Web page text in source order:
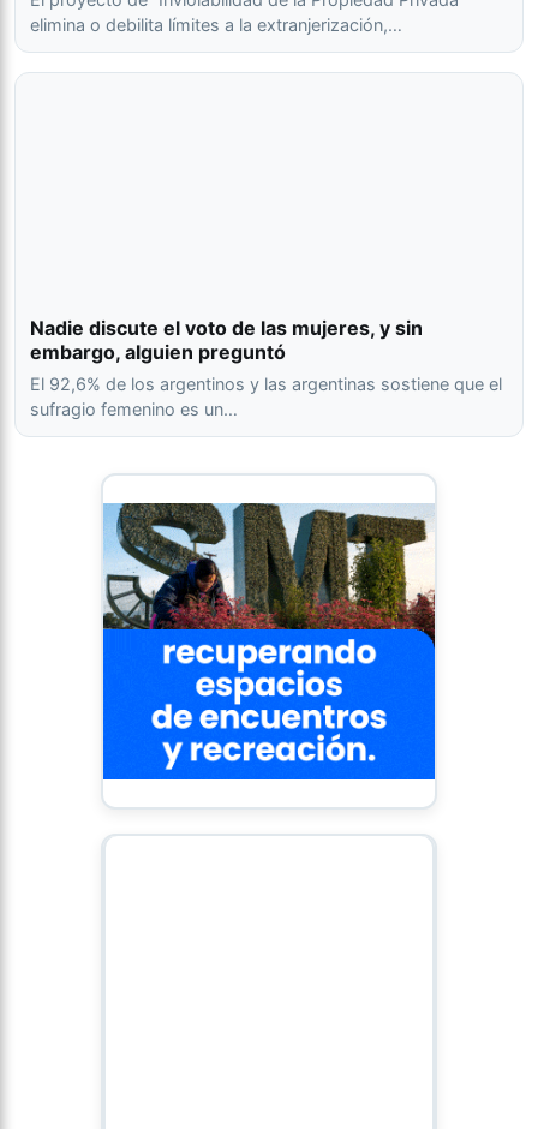
elimina o debilita límites a la extranjerización,…
Nadie discute el voto de las mujeres, y sin
embargo, alguien preguntó
El 92,6% de los argentinos y las argentinas sostiene que el
sufragio femenino es un…